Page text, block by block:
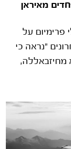
מאיראן
פרימיום על
"נראה כי
מחיזבאללה,